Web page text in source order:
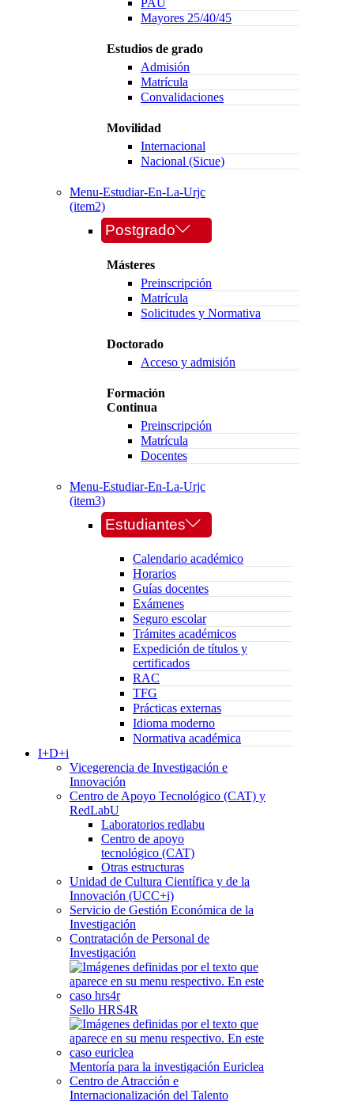
PAU
Mayores 25/40/45
Estudios de grado
Admisión
Matrícula
Convalidaciones
Movilidad
Internacional
Nacional (Sicue)
Menu-Estudiar-En-La-Urjc
(item2)
Postgrado
Másteres
Preinscripción
Matrícula
Solicitudes y Normativa
Doctorado
Acceso y admisión
Formación
Continua
Preinscripción
Matrícula
Docentes
Menu-Estudiar-En-La-Urjc
(item3)
Estudiantes
Calendario académico
Horarios
Guías docentes
Exámenes
Seguro escolar
Trámites académicos
Expedición de títulos y
certificados
RAC
TFG
Prácticas externas
Idioma moderno
Normativa académica
I+D+i
Vicegerencia de Investigación e
Innovación
Centro de Apoyo Tecnológico (CAT) y
RedLabU
Laboratorios redlabu
Centro de apoyo
tecnológico (CAT)
Otras estructuras
Unidad de Cultura Científica y de la
Innovación (UCC+i)
Servicio de Gestión Económica de la
Investigación
Contratación de Personal de
Investigación
Sello HRS4R
Mentoría para la investigación Euriclea
Centro de Atracción e
Internacionalización del Talento